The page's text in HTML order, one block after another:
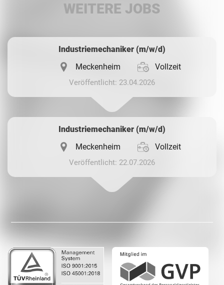
WEITERE JOBS
Industriemechaniker (m/w/d)
Meckenheim
Vollzeit
Veröffentlicht: 23.04.2026
Industriemechaniker (m/w/d)
Meckenheim
Vollzeit
Veröffentlicht: 22.07.2026